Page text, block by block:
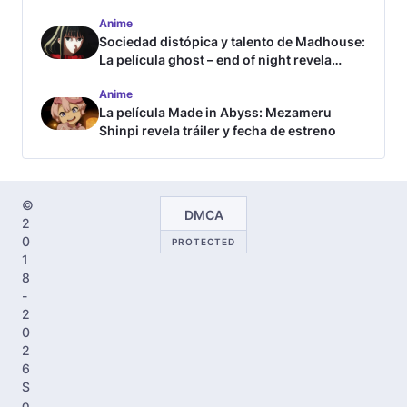
Anime
Sociedad distópica y talento de Madhouse:
La película ghost – end of night revela
Anime
La película Made in Abyss: Mezameru
Shinpi revela tráiler y fecha de estreno
©
2
0
1
8
-
2
0
2
6
S
DMCA
PROTECTED